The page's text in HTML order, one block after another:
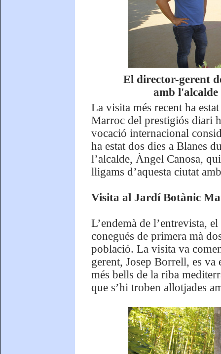
El director-gerent
amb l'alcalde
La visita més recent ha
Marroc del prestigiós diari
vocació internacional
ha estat dos dies a Blanes
l’alcalde, Àngel Canosa,
lligams d’aquesta ciutat
Visita al Jardí Botànic
L’endemà de l’entrevista,
conegués de primera mà
població. La visita va
gerent, Josep Borrell, es va
més bells de la riba
que s’hi troben allotjades